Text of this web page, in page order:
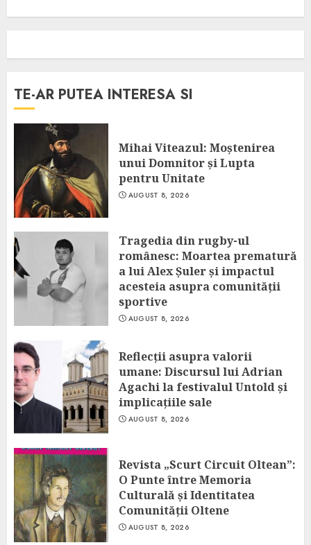
TE-AR PUTEA INTERESA SI
Mihai Viteazul: Moștenirea
unui Domnitor și Lupta
pentru Unitate
AUGUST 8, 2026
Tragedia din rugby-ul
românesc: Moartea prematură
a lui Alex Șuler și impactul
acesteia asupra comunității
sportive
AUGUST 8, 2026
Reflecții asupra valorii
umane: Discursul lui Adrian
Agachi la festivalul Untold și
implicațiile sale
AUGUST 8, 2026
Revista „Scurt Circuit Oltean”:
O Punte între Memoria
Culturală și Identitatea
Comunității Oltene
AUGUST 8, 2026